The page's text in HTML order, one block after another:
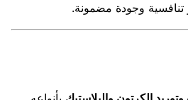
تنافسية وجودة مضمونة.